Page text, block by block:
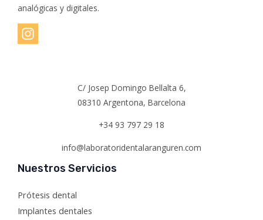
analógicas y digitales.
C/ Josep Domingo Bellalta 6,
08310 Argentona, Barcelona
+34 93 797 29 18
info@laboratoridentalaranguren.com
Nuestros Servicios
Prótesis dental
Implantes dentales